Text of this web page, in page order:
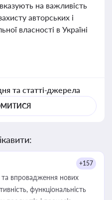
на важливість
авторських і
власності в Україні
та статті-джерела
+157
впровадження нових
функціональність